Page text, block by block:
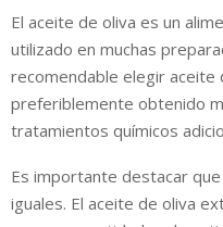
El aceite de oliva es un
utilizado en muchas
recomendable elegir aceite
preferiblemente obtenido
tratamientos químicos
Es importante destacar
iguales. El aceite de oliva